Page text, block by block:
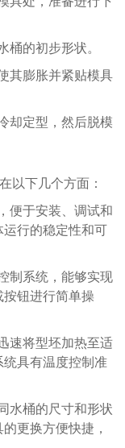
桶的初步形状。
其膨胀并紧贴模具
却定型，然后脱模
以下几个方面：
便于安装、调试和
行的稳定性和可
制系统，能够实现
按钮进行简单操
速将型坯加热至适
具有温度控制准
水桶的尺寸和形状
更换方便快捷，